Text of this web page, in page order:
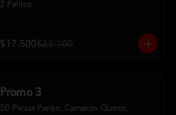
2 Palitos
$17.500$23.100
Promo 3
50 Piezas Panko, Camaron Queso,